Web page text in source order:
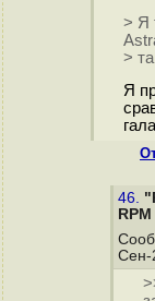
> Я
>
Я
46.
Сен-